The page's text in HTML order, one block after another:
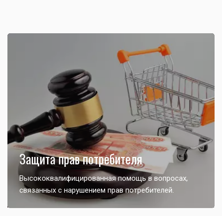
Защита прав потребителя
Высококвалифицированная помощь в вопросах,
связанных с нарушением прав потребителей.